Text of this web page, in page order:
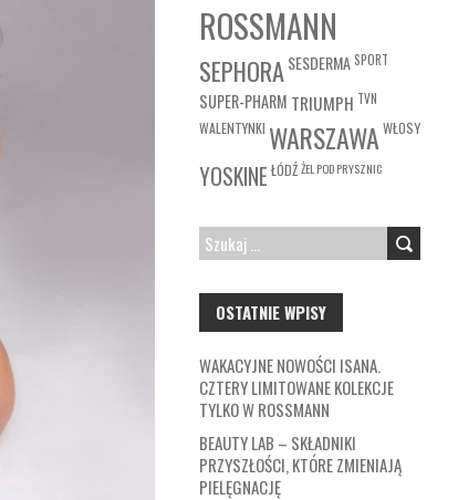
ROSSMANN
SEPHORASESDERMA SPORT
SUPER-PHARM TRIUMPH TVN
WALENTYNKI WARSZAWA WŁOSY
YOSKINE ŁÓDŹŻEL POD PRYSZNIC
SZUKAJ:
OSTATNIE WPISY
WAKACYJNE NOWOŚCI ISANA.
CZTERY LIMITOWANE KOLEKCJE
TYLKO W ROSSMANN
BEAUTY LAB – SKŁADNIKI
PRZYSZŁOŚCI, KTÓRE ZMIENIAJĄ
PIELĘGNACJĘ